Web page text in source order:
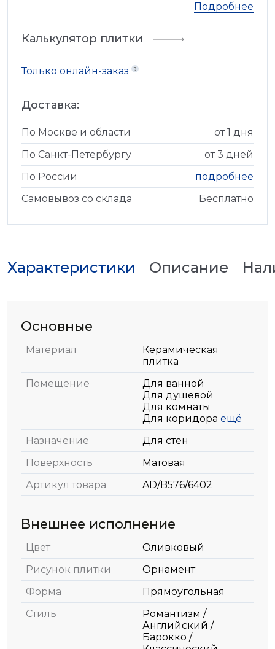
Подробнее
Калькулятор плитки
Только онлайн-заказ
Доставка:
По Москве и области
от 1 дня
По Санкт-Петербургу
от 3 дней
По России
подробнее
Самовывоз со склада
Бесплатно
Характеристики Описание
Основные
Материал
Керамическая
плитка
Помещение
Для ванной
Для душевой
Для комнаты
Для коридора ещё
Назначение
Для стен
Поверхность
Матовая
Артикул товара
AD/B576/6402
Внешнее исполнение
Цвет
Оливковый
Рисунок плитки
Орнамент
Форма
Прямоугольная
Стиль
Романтизм /
Английский /
Барокко /